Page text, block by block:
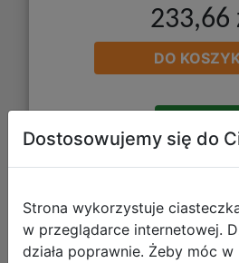
233,66
DO
Dostosowujemy się do
Strona wykorzystuje
w przeglądarce internetowej.
działa poprawnie. Żeby móc w